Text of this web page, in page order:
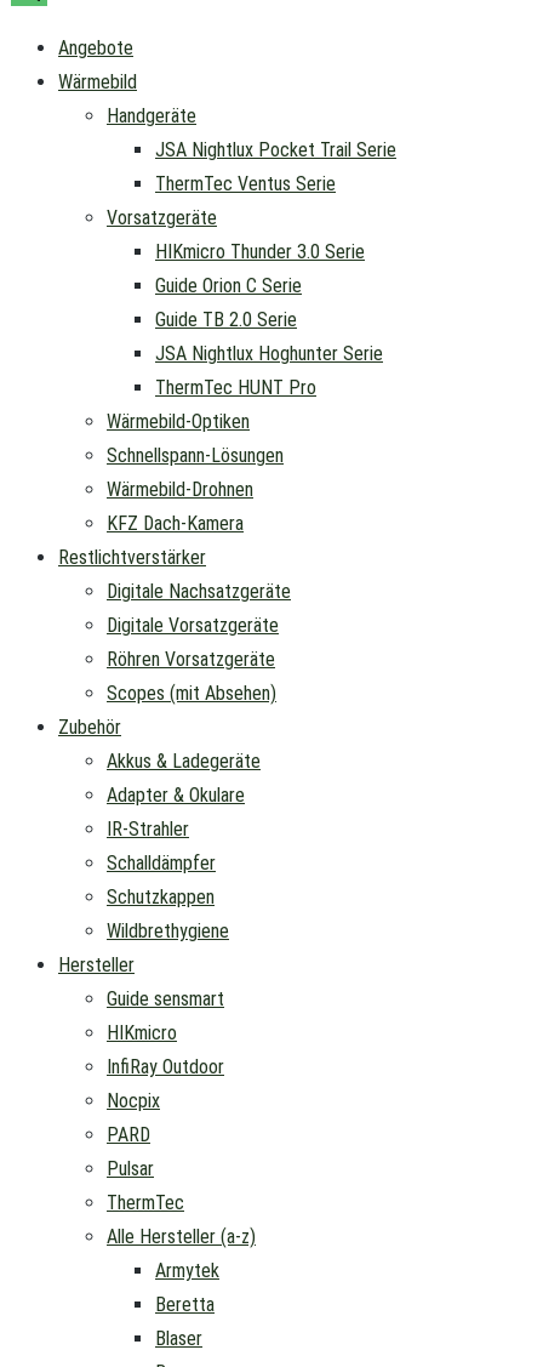
Angebote
Wärmebild
Handgeräte
JSA Nightlux Pocket Trail Serie
ThermTec Ventus Serie
Vorsatzgeräte
HIKmicro Thunder 3.0 Serie
Guide Orion C Serie
Guide TB 2.0 Serie
JSA Nightlux Hoghunter Serie
ThermTec HUNT Pro
Wärmebild-Optiken
Schnellspann-Lösungen
Wärmebild-Drohnen
KFZ Dach-Kamera
Restlichtverstärker
Digitale Nachsatzgeräte
Digitale Vorsatzgeräte
Röhren Vorsatzgeräte
Scopes (mit Absehen)
Zubehör
Akkus & Ladegeräte
Adapter & Okulare
IR-Strahler
Schalldämpfer
Schutzkappen
Wildbrethygiene
Hersteller
Guide sensmart
HIKmicro
InfiRay Outdoor
Nocpix
PARD
Pulsar
ThermTec
Alle Hersteller (a-z)
Armytek
Beretta
Blaser